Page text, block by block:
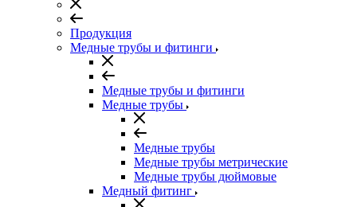
Продукция
Медные трубы и фитинги
Медные трубы и фитинги
Медные трубы
Медные трубы
Медные трубы метрические
Медные трубы дюймовые
Медный фитинг